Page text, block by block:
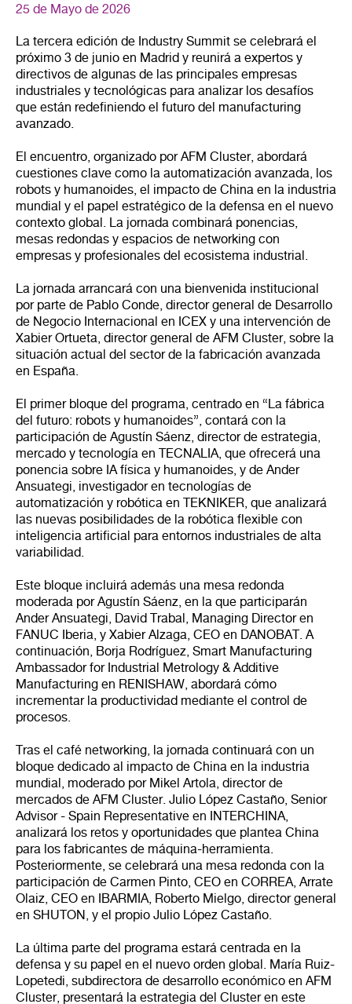
25 de Mayo de 2026
La tercera edición de Industry Summit se celebrará el
próximo 3 de junio en Madrid y reunirá a expertos y
directivos de algunas de las principales empresas
industriales y tecnológicas para analizar los desafíos
que están redefiniendo el futuro del manufacturing
avanzado.
El encuentro, organizado por AFM Cluster, abordará
cuestiones clave como la automatización avanzada, los
robots y humanoides, el impacto de China en la industria
mundial y el papel estratégico de la defensa en el nuevo
contexto global. La jornada combinará ponencias,
mesas redondas y espacios de networking con
empresas y profesionales del ecosistema industrial.
La jornada arrancará con una bienvenida institucional
por parte de Pablo Conde, director general de Desarrollo
de Negocio Internacional en ICEX y una intervención de
Xabier Ortueta, director general de AFM Cluster, sobre la
situación actual del sector de la fabricación avanzada
en España.
El primer bloque del programa, centrado en “La fábrica
del futuro: robots y humanoides”, contará con la
participación de Agustín Sáenz, director de estrategia,
mercado y tecnología en TECNALIA, que ofrecerá una
ponencia sobre IA física y humanoides, y de Ander
Ansuategi, investigador en tecnologías de
automatización y robótica en TEKNIKER, que analizará
las nuevas posibilidades de la robótica flexible con
inteligencia artificial para entornos industriales de alta
variabilidad.
Este bloque incluirá además una mesa redonda
moderada por Agustín Sáenz, en la que participarán
Ander Ansuategi, David Trabal, Managing Director en
FANUC Iberia, y Xabier Alzaga, CEO en DANOBAT. A
continuación, Borja Rodríguez, Smart Manufacturing
Ambassador for Industrial Metrology & Additive
Manufacturing en RENISHAW, abordará cómo
incrementar la productividad mediante el control de
procesos.
Tras el café networking, la jornada continuará con un
bloque dedicado al impacto de China en la industria
mundial, moderado por Mikel Artola, director de
mercados de AFM Cluster. Julio López Castaño, Senior
Advisor - Spain Representative en INTERCHINA,
analizará los retos y oportunidades que plantea China
para los fabricantes de máquina-herramienta.
Posteriormente, se celebrará una mesa redonda con la
participación de Carmen Pinto, CEO en CORREA, Arrate
Olaiz, CEO en IBARMIA, Roberto Mielgo, director general
en SHUTON, y el propio Julio López Castaño.
La última parte del programa estará centrada en la
defensa y su papel en el nuevo orden global. María Ruiz-
Lopetedi, subdirectora de desarrollo económico en AFM
Cluster, presentará la estrategia del Cluster en este